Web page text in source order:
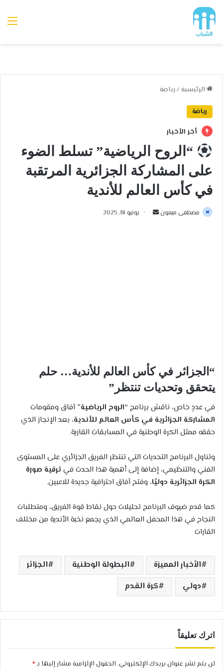
الرئيسية / رياضة
رياضة
أخر الأخبار
“الروح الرياضية” تسلط الضوء
على المشاركة الجزائرية المرتقبة
في كأس العالم للأندية
مصطفى ميمون
أرسل يونيو 18, 2025
“الجزائر في كأس العالم للأندية… حلم
يتحقق وتحديات تنتظر”
في عددٍ خاص، ناقش برنامج “الروح الرياضية” آفاق ومقومات
المشاركة الجزائرية في كأس العالم للأندية، بعد الإنجاز الذي
حققه ممثل الكرة الوطنية في المسابقات القارية.
وتناول البرنامج التحديات التي تنتظر الفريق الجزائري على المستوى
الفني والتنظيمي، إضافة إلى أهمية هذا الحدث في ترقية صورة
الكرة الجزائرية دوليًا، وفتح آفاق احترافية جديدة للاعبين.
كما قدم ضيوف البرنامج تحليلات حول نقاط قوة الفريق، ومتطلبات
النجاح في هذا المحفل العالمي الذي يجمع نخبة الأندية من مختلف
القارات
الأخبار المميزة البطولة الوطنية
الجزائر
دولي
كرة القدم
اترك تعليقاً
لن يتم نشر عنوان بريدك الإلكتروني. الحقول الإلزامية مشار إليها بـ*